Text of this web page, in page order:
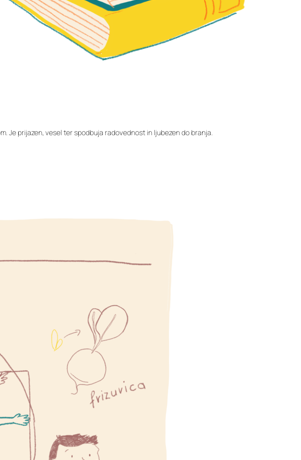
Je prijazen, vesel ter spodbuja radovednost in ljubezen do branja.